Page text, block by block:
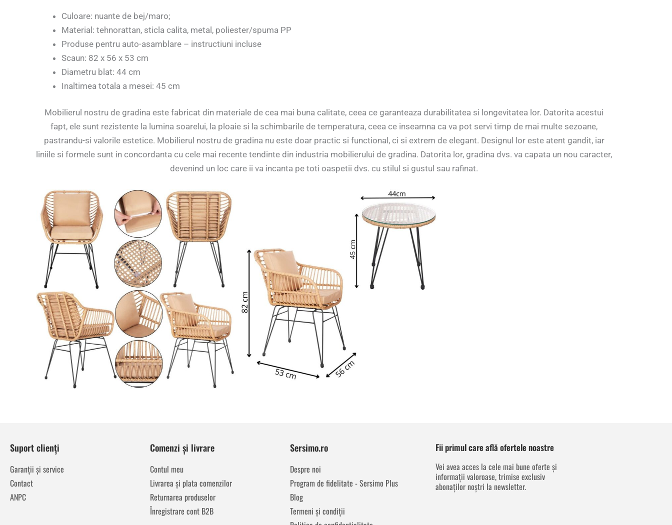
Culoare: nuante de bej/maro;
Material: tehnorattan, sticla calita, metal, poliester/spuma PP
Produse pentru auto-asamblare – instructiuni incluse
Scaun: 82 x 56 x 53 cm
Diametru blat: 44 cm
Inaltimea totala a mesei: 45 cm
Mobilierul nostru de gradina este fabricat din materiale de cea mai buna calitate, ceea ce garanteaza durabilitatea si longevitatea lor. Datorita acestui
fapt, ele sunt rezistente la lumina soarelui, la ploaie si la schimbarile de temperatura, ceea ce inseamna ca va pot servi timp de mai multe sezoane,
pastrandu-si valorile estetice. Mobilierul nostru de gradina nu este doar practic si functional, ci si extrem de elegant. Designul lor este atent gandit, iar
liniile si formele sunt in concordanta cu cele mai recente tendinte din industria mobilierului de gradina. Datorita lor, gradina dvs. va capata un nou caracter,
devenind un loc care ii va incanta pe toti oaspetii dvs. cu stilul si gustul sau rafinat.
Suport clienți
Garanții și service
Contact
ANPC
Comenzi și livrare
Contul meu
Livrarea și plata comenzilor
Returnarea produselor
Înregistrare cont B2B
Sersimo.ro
Despre noi
Program de fidelitate - Sersimo Plus
Blog
Termeni și condiții
Fii primul care află ofertele noastre
Vei avea acces la cele mai bune oferte și
informații valoroase, trimise exclusiv
abonaților noștri la newsletter.